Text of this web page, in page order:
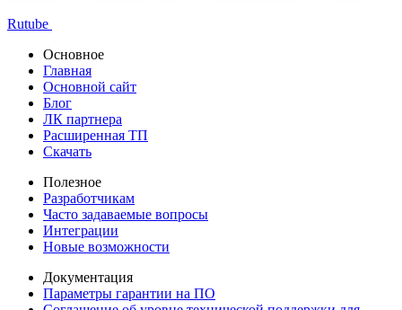
Rutube
Основное
Главная
Основной сайт
Блог
ЛК партнера
Расширенная ТП
Скачать
Полезное
Разработчикам
Часто задаваемые вопросы
Интеграции
Новые возможности
Документация
Параметры гарантии на ПО